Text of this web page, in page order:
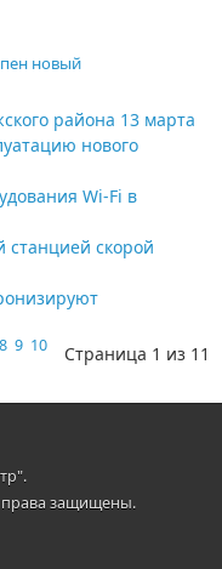
новый
района 13 марта
нового
Wi-Fi в
станцией скорой
Страница 1 из 11
8 9 10
права защищены.